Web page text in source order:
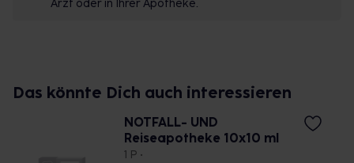
Arzt oder in Ihrer Apotheke.
Das könnte Dich auch interessieren
NOTFALL- UND
Reiseapotheke 10x10 ml
1 P •